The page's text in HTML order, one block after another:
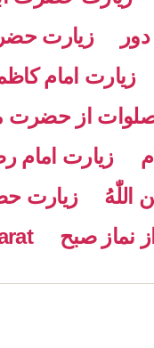
زیارت
زیارت امام
صلوات از
زیارت امام
اللّٰهُ زیارت
نماز صبح